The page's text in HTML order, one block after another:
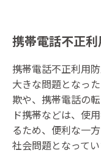
携帯電話不正
携帯電話不正利用
大きな問題となっ
欺や、携帯電話の
ド携帯などは、使
るため、便利な一
社会問題となってい